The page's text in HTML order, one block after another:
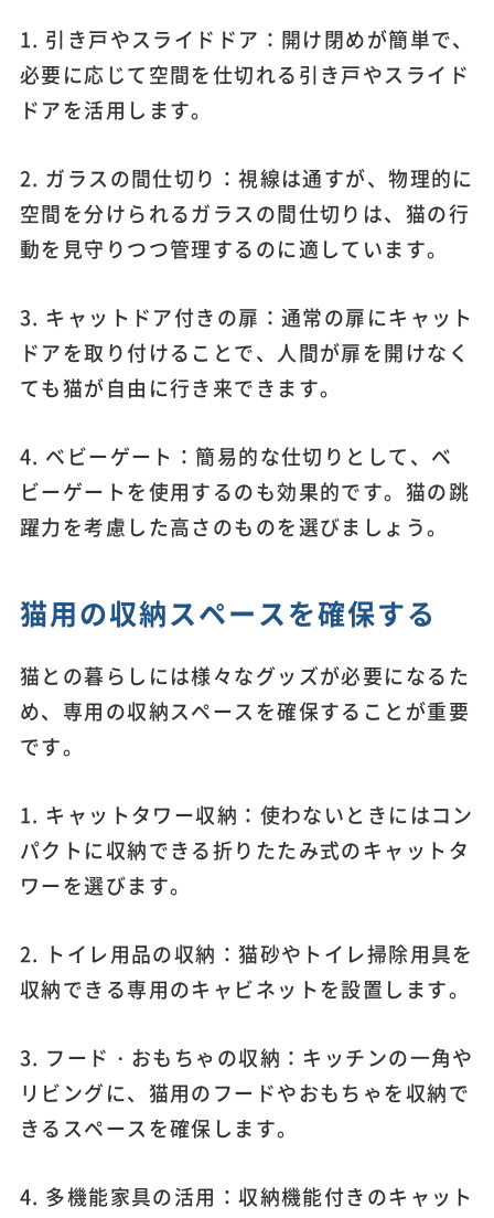
1. 引き戸やスライドドア：開け閉めが簡単で、
必要に応じて空間を仕切れる引き戸やスライド
ドアを活用します。
2. ガラスの間仕切り：視線は通すが、物理的に
空間を分けられるガラスの間仕切りは、猫の行
動を見守りつつ管理するのに適しています。
3. キャットドア付きの扉：通常の扉にキャット
ドアを取り付けることで、人間が扉を開けなく
ても猫が自由に行き来できます。
4. ベビーゲート：簡易的な仕切りとして、ベ
ビーゲートを使用するのも効果的です。猫の跳
躍力を考慮した高さのものを選びましょう。
猫用の収納スペースを確保する
猫との暮らしには様々なグッズが必要になるた
め、専用の収納スペースを確保することが重要
です。
1. キャットタワー収納：使わないときにはコン
パクトに収納できる折りたたみ式のキャットタ
ワーを選びます。
2. トイレ用品の収納：猫砂やトイレ掃除用具を
収納できる専用のキャビネットを設置します。
3. フード・おもちゃの収納：キッチンの一角や
リビングに、猫用のフードやおもちゃを収納で
きるスペースを確保します。
4. 多機能家具の活用：収納機能付きのキャット